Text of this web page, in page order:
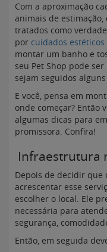
Com a aproximação
animais de estimação,
tratados como
por cuidados estéticos
montar um banho e
seu Pet Shop pode
sejam seguidos
E você, pensa em
onde começar? Então
algumas dicas para
promissora. Confira!
Infraestrutura
Depois de decidir que
acrescentar esse
escolher o local. Ele
necessária para
segurança,
Então, em seguida